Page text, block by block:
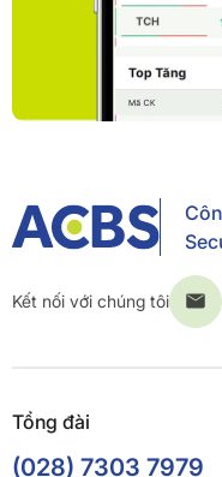
Kết nối với chúng tôi
Tổng đài
(028) 7303 7979